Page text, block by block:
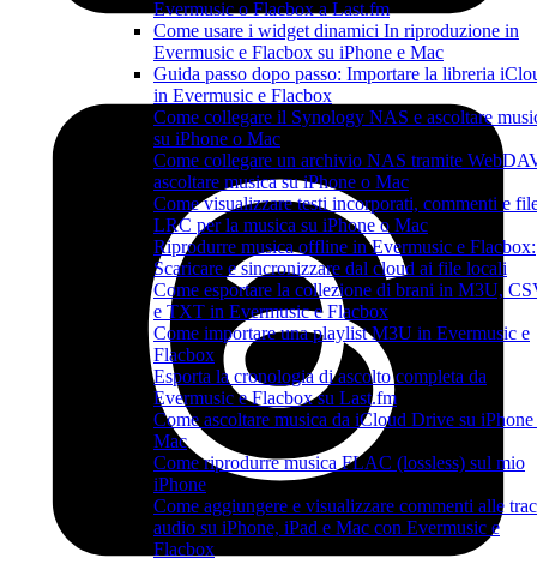
Evermusic o Flacbox a Last.fm
Come usare i widget dinamici In riproduzione in
Evermusic e Flacbox su iPhone e Mac
Guida passo dopo passo: Importare la libreria
in Evermusic e Flacbox
Come collegare il Synology NAS e ascoltare
su iPhone o Mac
Come collegare un archivio NAS tramite
ascoltare musica su iPhone o Mac
Come visualizzare testi incorporati, commenti e
LRC per la musica su iPhone o Mac
Riprodurre musica offline in Evermusic e Flacbox:
Scaricare e sincronizzare dal cloud ai file locali
Come esportare la collezione di brani in M3U,
e TXT in Evermusic e Flacbox
Come importare una playlist M3U in Evermusic e
Flacbox
Esporta la cronologia di ascolto completa da
Evermusic e Flacbox su Last.fm
Come ascoltare musica da iCloud Drive su iPhone
Mac
Come riprodurre musica FLAC (lossless) sul mio
iPhone
Come aggiungere e visualizzare commenti alle
audio su iPhone, iPad e Mac con Evermusic e
Flacbox